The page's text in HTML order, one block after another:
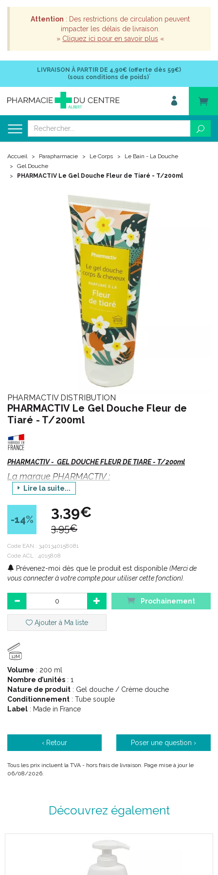
Attention : Des restrictions de circulation peuvent
impacter les délais de livraison.
» Cliquez ici pour en savoir plus «
LIVRAISON À PARTIR DE 4,90€ (offerte dès 59€)
(sous conditions de poids)*
Accueil Parapharmacie Le Corps
Le Bain - La Douche
Gel Douche
PHARMACTIV Le Gel Douche Fleur de Tiaré - T/200ml
PHARMACTIV DISTRIBUTION
PHARMACTIV Le Gel Douche Fleur de
Tiaré - T/200ml
PHARMACTIV - GEL DOUCHE FLEUR DE TIARE - T/200ml
La marque PHARMACTIV :
quotidien qui s’ adresse à toute la famille. Proposée en
exclusivité dans plus de 1000 officines adhérentes du réseau
Pharmactiv, elle regroupe 30 références rigoureusement
cosmétique. Des conservateurs sélectionnés pour leur
formulations approuvées par des pharmaciens du réseau.
Tolérance : le potentiel sensibilisant de chaque produit est
évalué grâce à des tests d’ usage réalisés sous contrôle
médical ou des tests d’ hypoallergénicité.
sensibles.
proposer ces produits, au meilleur prix et en exclusivité, dans
Grenade
Lire la suite...
-14% 3,39€
3,95€
Code EAN : 3401340158081
Code ACL : 4015808
Prévenez-moi dès que le produit est disponible (Merci de
vous connecter à votre compte pour utiliser cette fonction).
Prochainement
Ajouter à Ma liste
12M
Volume : 200 ml
Nombre d’unités : 1
Nature de produit : Gel douche / Crème douche
Conditionnement : Tube souple
Label : Made in France
‹ Retour Poser une question ›
Tous les prix incluent la TVA - hors frais de livraison. Page mise à jour le
06/08/2026.
Découvrez également